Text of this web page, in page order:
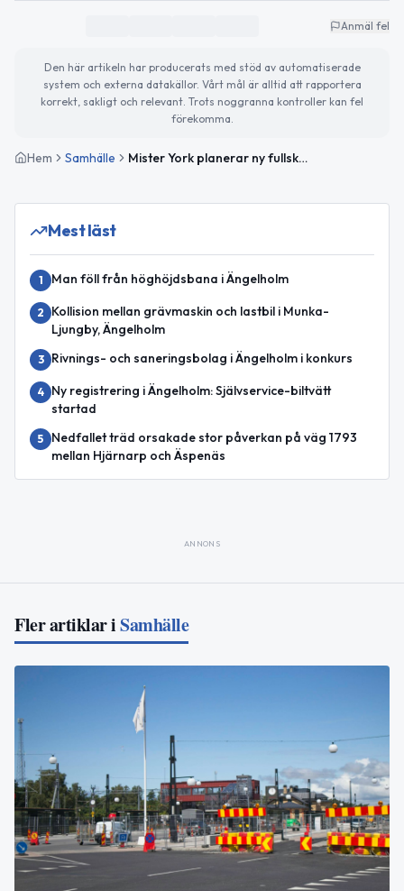
Anmäl fel
Den här artikeln har producerats med stöd av automatiserade
system och externa datakällor. Vårt mål är alltid att rapportera
korrekt, sakligt och relevant. Trots noggranna kontroller kan fel
förekomma.
Hem Samhälle Mister York planerar ny fullskalig restaurang med drive-thru i Ängelholm
Mest läst
1 Man föll från höghöjdsbana i Ängelholm
2
Kollision mellan grävmaskin och lastbil i Munka-
Ljungby, Ängelholm
3 Rivnings- och saneringsbolag i Ängelholm i konkurs
4
Ny registrering i Ängelholm: Självservice-biltvätt
startad
5
Nedfallet träd orsakade stor påverkan på väg 1793
mellan Hjärnarp och Äspenäs
ANNONS
Fler artiklar iSamhälle